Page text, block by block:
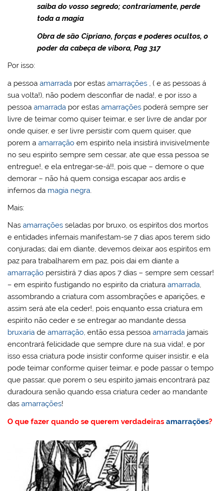
saiba do vosso segredo; contrariamente, perde
toda a magia
Obra de são Cipriano, forças e poderes ocultos, o
poder da cabeça de víbora, Pag 317
Por isso:
a pessoaamarrada por estasamarrações , ( e as pessoas á
sua volta!), não podem desconfiar de nada!, e por isso a
pessoaamarrada por estasamarrações poderá sempre ser
livre de teimar como quiser teimar, e ser livre de andar por
onde quiser, e ser livre persistir com quem quiser, que
porem aamarração em espirito nela insistirá invisivelmente
no seu espirito sempre sem cessar, ate que essa pessoa se
entregue!, e ela entregar-se-á!!, pois que – demore o que
demorar – não há quem consiga escapar aos ardis e
infernos da magia negra
Mais:
Nasamarrações seladas por bruxo, os espíritos dos mortos
e entidades infernais manifestam-se 7 dias apos terem sido
conjuradas; daí em diante, devemos deixar aos espíritos em
paz para trabalharem em paz, pois dai em diante a
amarração persistirá 7 dias apos 7 dias – sempre sem cessar!
– em espirito fustigando no espirito da criaturaamarrada,
assombrando a criatura com assombrações e aparições, e
assim será ate ela ceder!, pois enquanto essa criatura em
espirito não ceder e se entregar ao mandante dessa
bruxaria deamarração, então essa pessoaamarrada jamais
encontrará felicidade que sempre dure na sua vida!, e por
isso essa criatura pode insistir conforme quiser insistir, e ela
pode teimar conforme quiser teimar, e pode passar o tempo
que passar, que porem o seu espirito jamais encontrará paz
duradoura senão quando essa criatura ceder ao mandante
dasamarrações!
O que fazer quando se querem verdadeirasamarrações?